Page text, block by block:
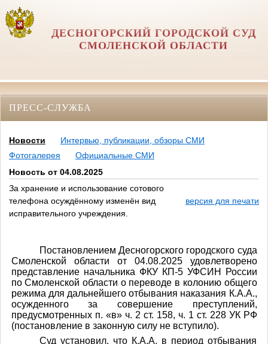
ДЕСНОГОРСКИЙ ГОРОДСКОЙ СУД
СМОЛЕНСКОЙ ОБЛАСТИ
ПРЕСС-СЛУЖБА
Новости
Интервью, публикации, обзоры СМИ
Фотогалерея
Официальные СМИ
Новость от 04.08.2025
За хранение и использование сотового
телефона осуждённому изменён вид
исправительного учреждения.
версия для печати
Постановлением Десногорского городского суда
Смоленской области от 04.08.2025 удовлетворено
представление начальника ФКУ КП-5 УФСИН России
по Смоленской области о переводе в колонию общего
режима для дальнейшего отбывания наказания К.А.А.,
осужденного за совершение преступлений,
предусмотренных п. «в» ч. 2 ст. 158, ч. 1 ст. 228 УК РФ
(постановление в законную силу не вступило).
Суд установил, что К.А.А. в период отбывания